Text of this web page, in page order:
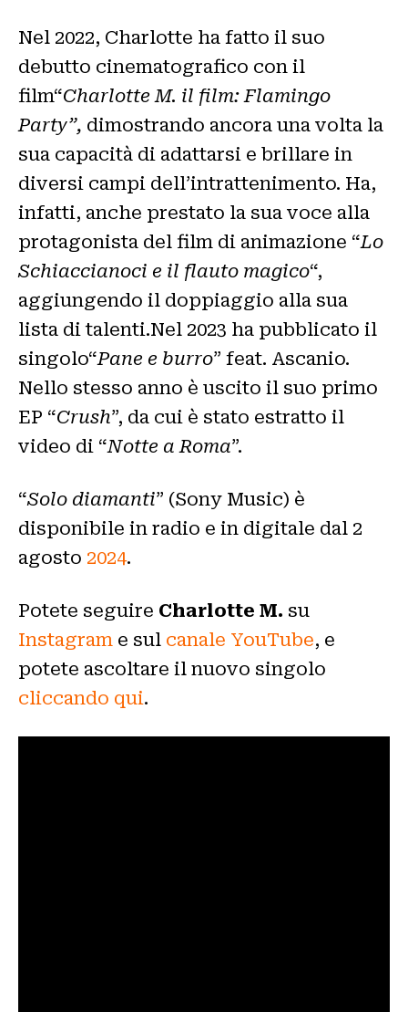
Nel 2022, Charlotte ha fatto il suo
debutto cinematografico con il
film“Charlotte M. il film: Flamingo
Party”, dimostrando ancora una volta la
sua capacità di adattarsi e brillare in
diversi campi dell’intrattenimento. Ha,
infatti, anche prestato la sua voce alla
protagonista del film di animazione “Lo
Schiaccianoci e il flauto magico“,
aggiungendo il doppiaggio alla sua
lista di talenti.Nel 2023 ha pubblicato il
singolo“Pane e burro” feat. Ascanio.
Nello stesso anno è uscito il suo primo
EP “Crush”, da cui è stato estratto il
video di “Notte a Roma”.
“Solo diamanti” (Sony Music) è
disponibile in radio e in digitale dal 2
agosto 2024.
Potete seguire Charlotte M. su
Instagram e sul canale YouTube, e
potete ascoltare il nuovo singolo
cliccando qui.